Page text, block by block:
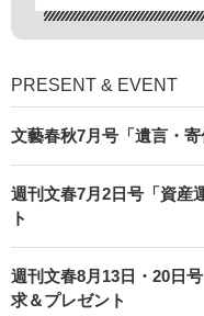
PRESENT & EVENT
文藝春秋7月号「遺言・
週刊文春7月2日号「資産
ト
週刊文春8月13日・20日
求＆プレゼント